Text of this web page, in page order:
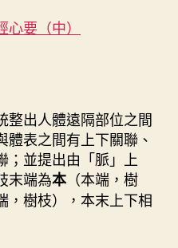
心要（中）
整出人體遠隔部位之間
表之間有上下關聯、
；並提出由「脈」上
末端為本 （本端，樹
，樹枝），本末上下相